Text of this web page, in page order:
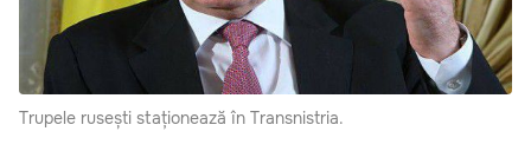
Trupele rusești staționează în Transnistria.